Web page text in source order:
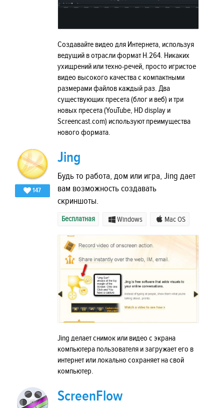
Создавайте видео для Интернета, используя
ведущий в отрасли формат H.264. Никаких
ухищрений или техно-речей, просто игристое
видео высокого качества с компактными
размерами файлов каждый раз. Два
существующих пресета (блог и веб) и три
новых пресета (YouTube, HD display и
Screencast.com) используют преимущества
нового формата.
147
Jing
Будь то работа, дом или игра, Jing дает
вам возможность создавать
скриншоты.
Бесплатная Windows Mac OS
Jing делает снимок или видео с экрана
компьютера пользователя и загружает его в
интернет или локально сохраняет на свой
компьютер.
ScreenFlow